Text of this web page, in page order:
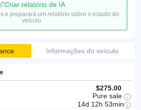
Criar relatório de IA
e preparará um relatório sobre o estado do
veículo
Informações do veículo
$275.00
Pure sale
14d 12h 53min